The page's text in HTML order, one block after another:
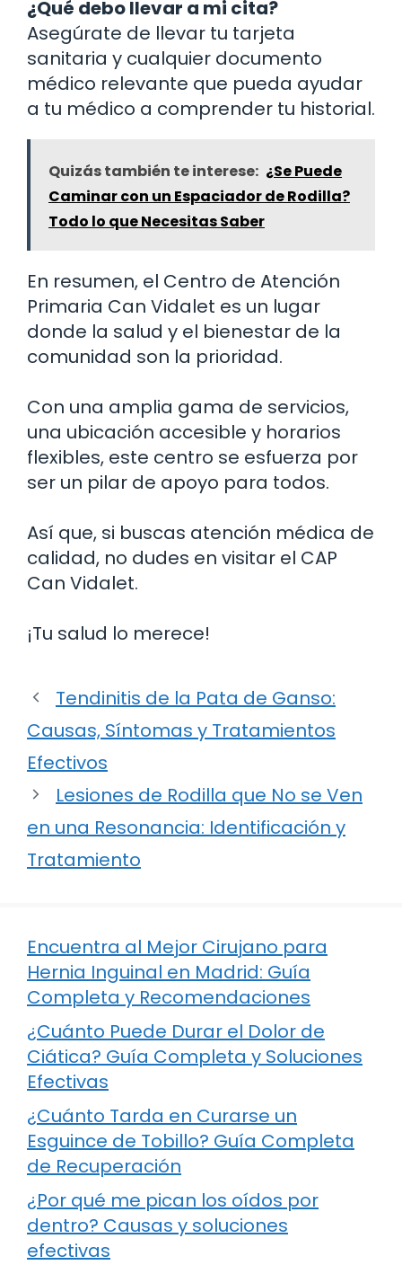
¿Qué debo llevar a mi cita?
Asegúrate de llevar tu tarjeta
sanitaria y cualquier documento
médico relevante que pueda ayudar
a tu médico a comprender tu historial.
Quizás también te interese: ¿Se Puede
Caminar con un Espaciador de Rodilla?
Todo lo que Necesitas Saber
En resumen, el Centro de Atención
Primaria Can Vidalet es un lugar
donde la salud y el bienestar de la
comunidad son la prioridad.
Con una amplia gama de servicios,
una ubicación accesible y horarios
flexibles, este centro se esfuerza por
ser un pilar de apoyo para todos.
Así que, si buscas atención médica de
calidad, no dudes en visitar el CAP
Can Vidalet.
¡Tu salud lo merece!
Tendinitis de la Pata de Ganso:
Causas, Síntomas y Tratamientos
Efectivos
Lesiones de Rodilla que No se Ven
en una Resonancia: Identificación y
Tratamiento
Encuentra al Mejor Cirujano para
Hernia Inguinal en Madrid: Guía
Completa y Recomendaciones
¿Cuánto Puede Durar el Dolor de
Ciática? Guía Completa y Soluciones
Efectivas
¿Cuánto Tarda en Curarse un
Esguince de Tobillo? Guía Completa
de Recuperación
¿Por qué me pican los oídos por
dentro? Causas y soluciones
efectivas